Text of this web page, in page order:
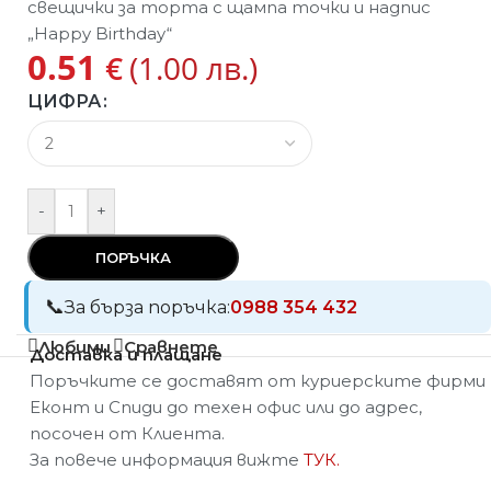
свещички за торта с щампа точки и надпис
„Happy Birthday“
0.51 €(1.00 лв.)
ЦИФРА
- +
ПОРЪЧКА
За бърза поръчка:0988 354 432
Любими
Сравнете
Доставка и плащане
Поръчките се доставят от куриерските фирми
Еконт и Спиди до техен офис или до адрес,
посочен от Клиента.
За повече информация вижте ТУК.